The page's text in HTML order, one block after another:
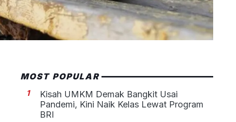
MOST POPULAR
1
Kisah UMKM Demak Bangkit Usai
Pandemi, Kini Naik Kelas Lewat Program
BRI